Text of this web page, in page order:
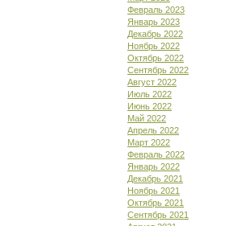
Февраль 2023
Январь 2023
Декабрь 2022
Ноябрь 2022
Октябрь 2022
Сентябрь 2022
Август 2022
Июль 2022
Июнь 2022
Май 2022
Апрель 2022
Март 2022
Февраль 2022
Январь 2022
Декабрь 2021
Ноябрь 2021
Октябрь 2021
Сентябрь 2021